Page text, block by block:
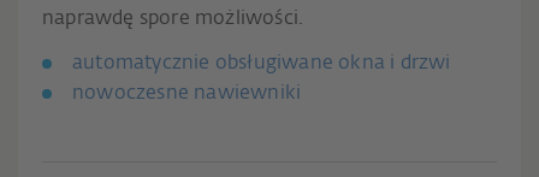
naprawdę spore możliwości.
automatycznie obsługiwane okna i drzwi
nowoczesne nawiewniki